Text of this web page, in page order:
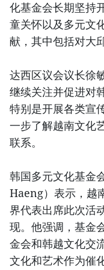
化基金会长期坚持
童关怀以及多元文
献，其中包括对大
达西区议会议长徐
继续关注并促进对
特别是开展各类宣
一步了解越南文化
联系。
韩国多元文化基金
Haeng）表示，越
界代表出席此次活
现。他强调，基金
金会和韩越文化交
文化和艺术作为催